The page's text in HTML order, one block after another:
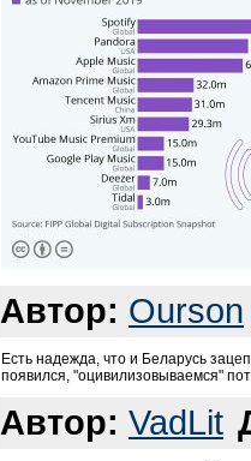
Автор: Ourson
Есть надежда, что и Беларусь
появился, "оцивилизовываемся"
Автор: VadLit